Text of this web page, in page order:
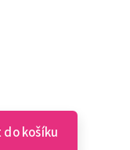
košíku